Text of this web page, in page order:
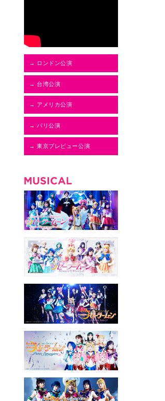
→ ロンドン公演
→ 台湾公演
→ アメリカ公演
→ パリ公演
→ 東京プレビュー公演